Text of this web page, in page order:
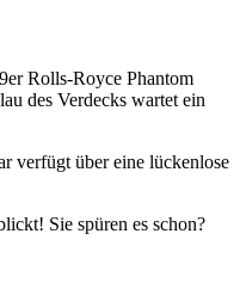
Rolls-Royce Phantom
des Verdecks wartet ein
verfügt über eine lückenlose
Sie spüren es schon?